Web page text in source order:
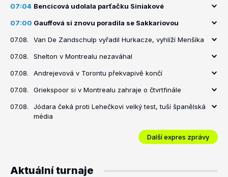
07:04 Bencicová udolala parťačku Siniakové
07:00 Gauffová si znovu poradila se Sakkariovou
07.08. Van De Zandschulp vyřadil Hurkacze, vyhlíží Menšíka
07.08. Shelton v Montrealu nezaváhal
07.08. Andrejevová v Torontu překvapivě končí
07.08. Griekspoor si v Montrealu zahraje o čtvrtfinále
07.08.
Jódara čeká proti Lehečkovi velký test, tuší španělská
média
Další expres zprávy
Aktuální turnaje